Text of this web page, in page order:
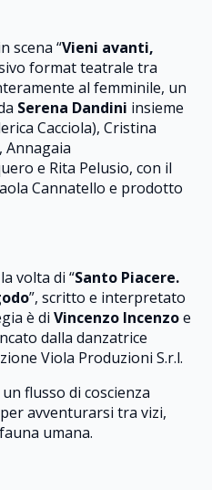
scena “Vieni avanti,
format teatrale tra
al femminile, un
Serena Dandini insieme
Cacciola), Cristina
Annagaia
e Rita Pelusio, con il
Cannatello e prodotto
volta di “Santo Piacere.
”, scritto e interpretato
è di Vincenzo Incenzoe
dalla danzatrice
Viola Produzioni S.r.l.
flusso di coscienza
avventurarsi tra vizi,
umana.